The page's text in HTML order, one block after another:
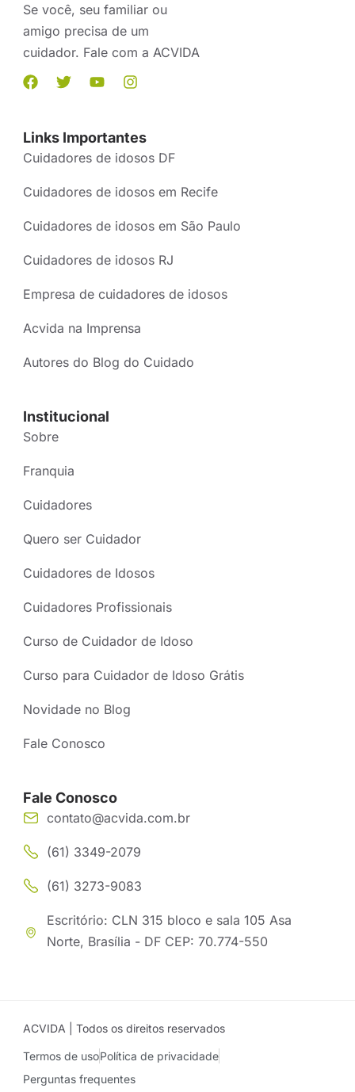
Se você, seu familiar ou
amigo precisa de um
cuidador. Fale com a ACVIDA
Links Importantes
Cuidadores de idosos DF
Cuidadores de idosos em Recife
Cuidadores de idosos em São Paulo
Cuidadores de idosos RJ
Empresa de cuidadores de idosos
Acvida na Imprensa
Autores do Blog do Cuidado
Institucional
Sobre
Franquia
Cuidadores
Quero ser Cuidador
Cuidadores de Idosos
Cuidadores Profissionais
Curso de Cuidador de Idoso
Curso para Cuidador de Idoso Grátis
Novidade no Blog
Fale Conosco
Fale Conosco
contato@acvida.com.br
(61) 3349-2079
(61) 3273-9083
Escritório: CLN 315 bloco e sala 105 Asa
Norte, Brasília - DF CEP: 70.774-550
ACVIDA | Todos os direitos reservados
Termos de usoPolítica de privacidade
Perguntas frequentes